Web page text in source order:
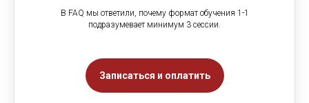
В FAQ мы ответили, почему формат обучения 1-1
подразумевает минимум 3 сессии.
Записаться и оплатить